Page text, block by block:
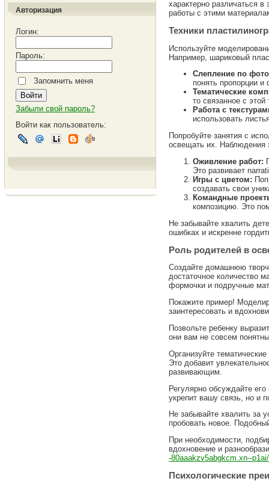
Авторизация
Логин:
Пароль:
Запомнить меня
Забыли свой пароль?
Войти как пользователь:
характерно различаться
работы с этими
Техники
Используйте
Например, шариковый
Слепление по
понять пропорции
Тематические
то связанное с
Работа с
использовать
Попробуйте занятия с
освещать их. Наблюдения
Оживление работ:
Это развивает
Игры с цветом:
создавать свои
Командные
композицию. Это
Не забывайте хвалить
ошибках и искренне
Роль родителей в
Создайте домашнюю
достаточное количество
формочки и подручные
Покажите пример!
заинтересовать и
Позвольте ребенку
они вам не совсем
Организуйте
Это добавит
развивающим.
Регулярно обсуждайте
укрепит вашу связь, но и
Не забывайте хвалить за
пробовать новое.
При необходимости,
вдохновение и
-80aaakzv5abgkcm.xn--p1ai/
Психологические